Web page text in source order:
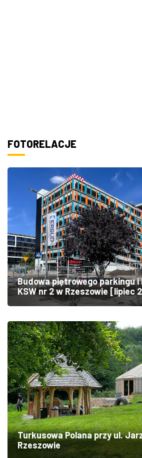
FOTORELACJE
Budowa piętrowego parkingu
KSW nr 2 w Rzeszowie [lipiec
Turkusowa Polana przy ul.
Rzeszowie